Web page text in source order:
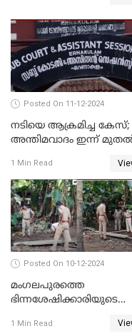
Posted On 11-12-2024
നടിയെ ആക്രമിച്ച കേസ്;
അന്തിമവാദം ഇന്ന്
1 Min Read
Posted On 10-12-2024
മംഗലപുരത്തെ
ഭിന്നശേഷിക്കാരിയുടെ
സംശയിക്കുന്നയാള്‍
1 Min Read